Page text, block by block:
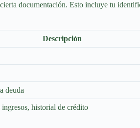
documentación. Esto incluye tu
Descripción
deuda
historial de crédito